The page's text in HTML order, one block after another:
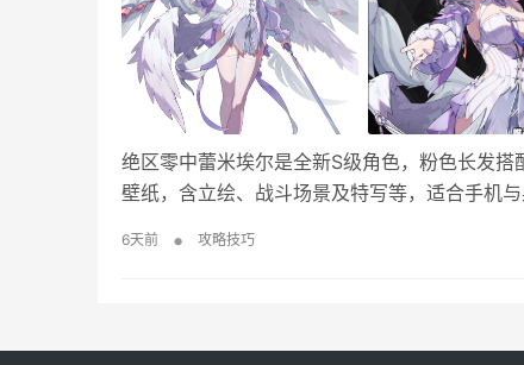
绝区零中蕾米埃尔是全新S级角色，粉色长发
壁纸，含立绘、战斗场景及特写等，适合手机
6天前 • 攻略技巧